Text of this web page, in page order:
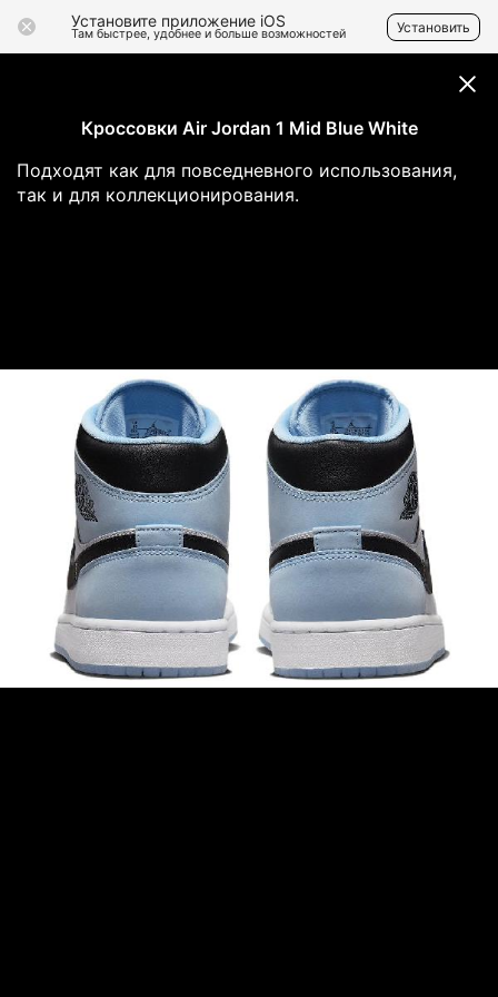
Установите приложение iOS
Там быстрее, удобнее и больше возможностей Установить
Кроссовки Air Jordan 1 Mid Blue White
Подходят как для повседневного использования,
так и для коллекционирования.